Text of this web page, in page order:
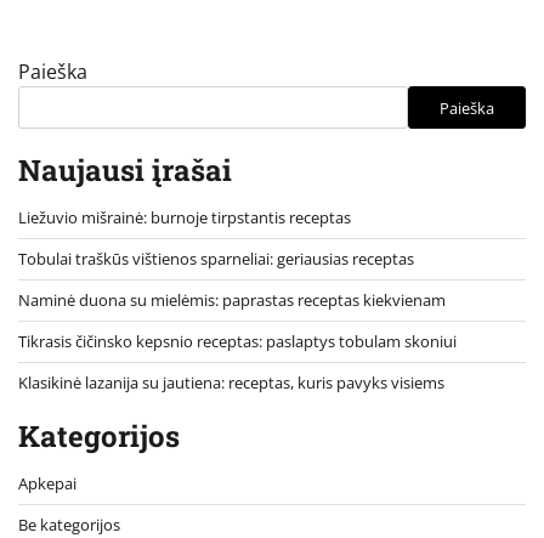
Paieška
Paieška
Naujausi įrašai
Liežuvio mišrainė: burnoje tirpstantis receptas
Tobulai traškūs vištienos sparneliai: geriausias receptas
Naminė duona su mielėmis: paprastas receptas kiekvienam
Tikrasis čičinsko kepsnio receptas: paslaptys tobulam skoniui
Klasikinė lazanija su jautiena: receptas, kuris pavyks visiems
Kategorijos
Apkepai
Be kategorijos